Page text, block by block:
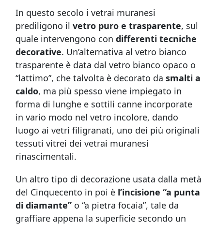
In questo secolo i vetrai muranesi
prediligono il vetro puro e trasparente, sul
quale intervengono con differenti tecniche
decorative. Un’alternativa al vetro bianco
trasparente è data dal vetro bianco opaco o
“lattimo”, che talvolta è decorato da smalti a
caldo, ma più spesso viene impiegato in
forma di lunghe e sottili canne incorporate
in vario modo nel vetro incolore, dando
luogo ai vetri filigranati, uno dei più originali
tessuti vitrei dei vetrai muranesi
rinascimentali.
Un altro tipo di decorazione usata dalla metà
del Cinquecento in poi è l’incisione “a punta
di diamante” o “a pietra focaia”, tale da
graffiare appena la superficie secondo un